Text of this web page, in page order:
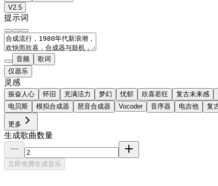
V2.5
提示词
音频
歌词
仅器乐
灵感
振奋人心 怀旧 充满活力 梦幻 忧郁 欣喜若狂 复古未来感
电贝斯
模拟合成器 琶音合成器 Vocoder 音序器 电吉他 复
更多
生成歌曲数量
立即免费生成音乐